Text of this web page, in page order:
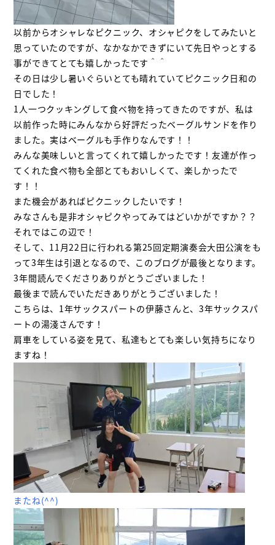
以前からオシャレなピクニック、オシャピクをしてみたいと
思っていたのですが、なかなかできずにいて先日やっとする
事ができてとても嬉しかったです＾＾
その日は少し暑いぐらいとても晴れていてピクニック日和の
日でした！
1人一つクッキングして食べ物を持ってきたのですが、私は
以前作った時にみんなから好評だったベーグルサンドを作り
ました。実はベーグルも手作りなんです！！
みんな美味しいと言ってくれて嬉しかったです！友達が作っ
てくれた食べ物も全部とてもおいしくて、楽しかったで
す！！
また機会があればピクニックしたいです！
みなさんも是非オシャピクやってみてはどいかがですか？？
それではこの辺で！
そして、11月22日に行われる第25回定期演奏会大田公演をも
って3年生は引退となるので、このブログが最後となります。
3年間読んでくださりありがとうございました！
最後まで読んでいただきありがとうございました！
こちらは、1年サックスパートの伊藤さんと、3年サックスパ
ートの湯淺さんです！
肩車をしている姿を見て、私達もとても楽しい気持ちになり
ますね！
またね(^^)